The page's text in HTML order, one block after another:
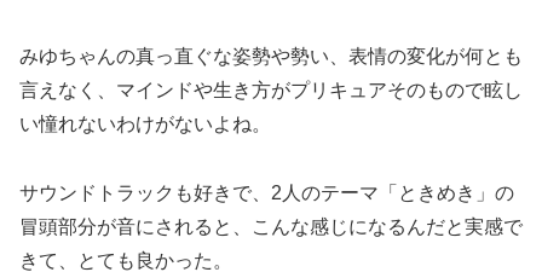
みゆちゃんの真っ直ぐな姿勢や勢い、表情の変化が何とも
言えなく、マインドや生き方がプリキュアそのもので眩し
い憧れないわけがないよね。
サウンドトラックも好きで、2人のテーマ「ときめき」の
冒頭部分が音にされると、こんな感じになるんだと実感で
きて、とても良かった。